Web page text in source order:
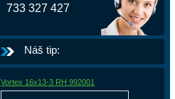
733 327 427
Náš tip:
Vortex 16x13-3 RH 992001